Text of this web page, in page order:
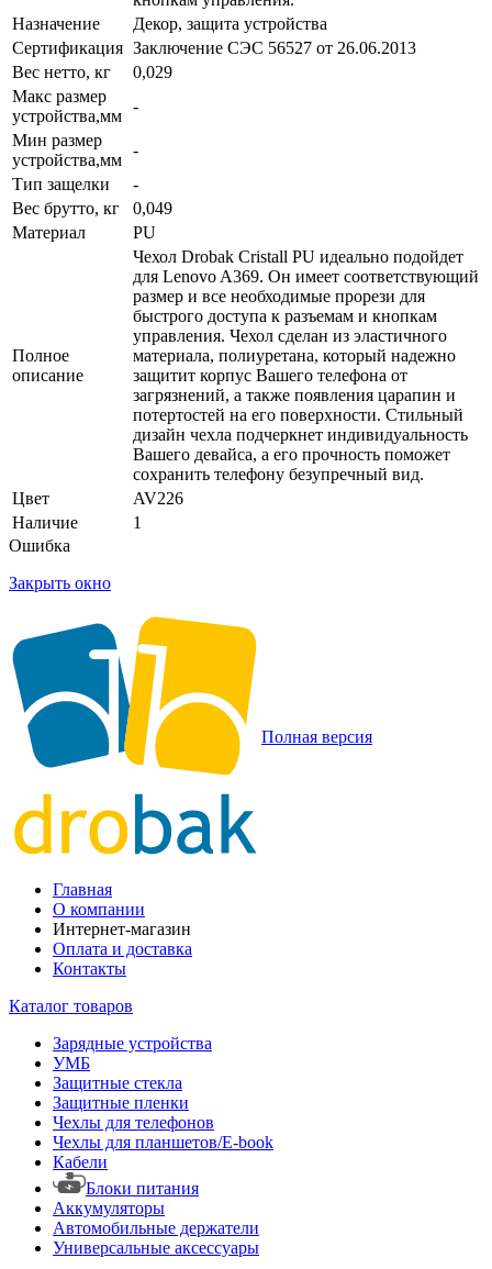
Назначение
Декор, защита устройства
Сертификация Заключение СЭС 56527 от 26.06.2013
Вес нетто, кг
0,029
Макс размер
устройства,мм
-
Мин размер
устройства,мм
-
Тип защелки
-
Вес брутто, кг
0,049
Материал
PU
Полное
описание
Чехол Drobak Cristall PU идеально подойдет
для Lenovo A369. Он имеет соответствующий
размер и все необходимые прорези для
быстрого доступа к разъемам и кнопкам
управления. Чехол сделан из эластичного
материала, полиуретана, который надежно
защитит корпус Вашего телефона от
загрязнений, а также появления царапин и
потертостей на его поверхности. Стильный
дизайн чехла подчеркнет индивидуальность
Вашего девайса, а его прочность поможет
сохранить телефону безупречный вид.
Цвет
AV226
Наличие
1
Ошибка
Закрыть окно
Полная версия
Главная
О компании
Интернет-магазин
Оплата и доставка
Контакты
Каталог товаров
Зарядные устройства
УМБ
Защитные стекла
Защитные пленки
Чехлы для телефонов
Чехлы для планшетов/E-book
Кабели
Блоки питания
Аккумуляторы
Автомобильные держатели
Универсальные аксессуары